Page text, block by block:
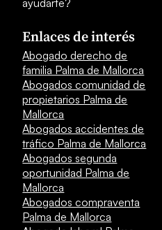
ayudarte?
Enlaces de interés
Abogado derecho de
familia Palma de Mallorca
Abogados comunidad de
propietarios Palma de
Mallorca
Abogados accidentes de
tráfico Palma de Mallorca
Abogados segunda
oportunidad Palma de
Mallorca
Abogados compraventa
Palma de Mallorca